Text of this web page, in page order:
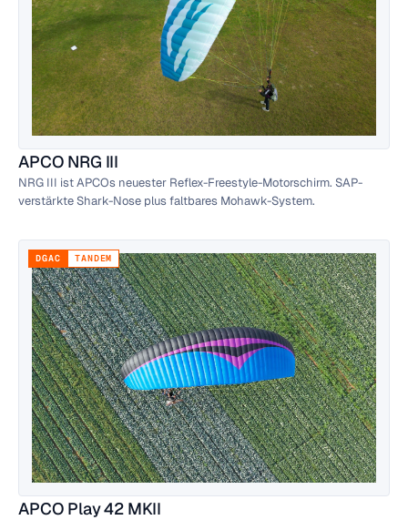
APCO NRG III
NRG III ist APCOs neuester Reflex-Freestyle-Motorschirm. SAP-
verstärkte Shark-Nose plus faltbares Mohawk-System.
DGAC TANDEM
APCO Play 42 MKII